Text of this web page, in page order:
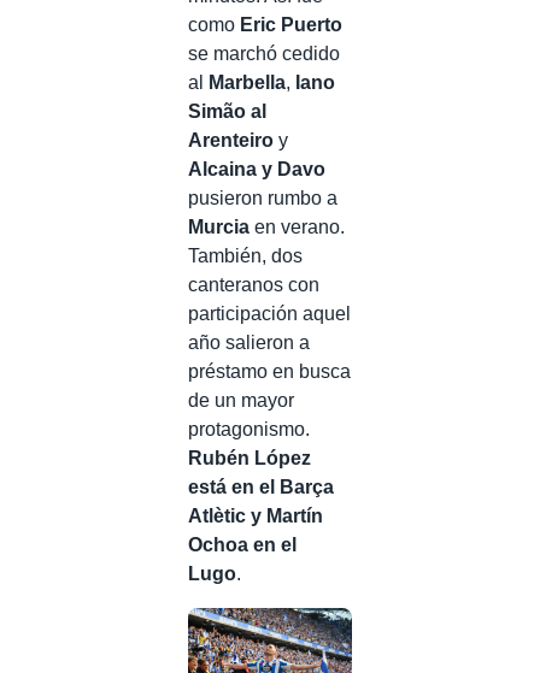
como Eric Puerto
se marchó cedido
al
Marbella, Iano
Simão al
Arenteiro y
Alcaina y Davo
pusieron rumbo a
Murcia en verano.
También, dos
canteranos con
participación aquel
año salieron a
préstamo en busca
de un mayor
protagonismo.
Rubén López
está en el Barça
Atlètic y Martín
Ochoa en el
Lugo.